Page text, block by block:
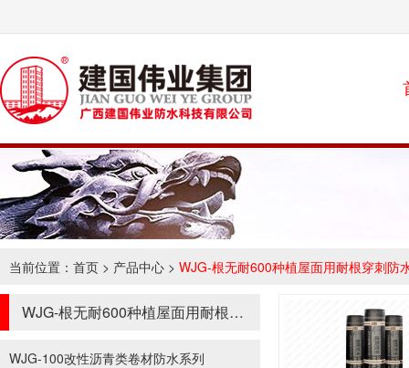
当前位置： 首页 > 产品中心 > WJG-根无耐600种植屋面用耐根穿刺防
WJG-根无耐600种植屋面用耐根穿刺防水系列
WJG-100改性沥青类卷材防水系列